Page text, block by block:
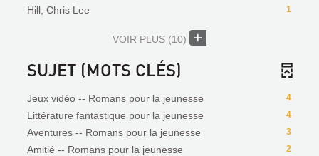
1
Hill, Chris Lee
VOIR PLUS (10)
SUJET (MOTS CLÉS)
4
Jeux vidéo -- Romans pour la jeunesse
4
Littérature fantastique pour la jeunesse
3
Aventures -- Romans pour la jeunesse
2
Amitié -- Romans pour la jeunesse